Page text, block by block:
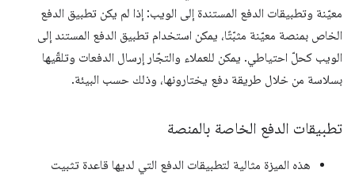
معيّنة وتطبيقات الدفع المستندة إلى الويب: إذا لم يكن تطبيق الدفع
الخاص بمنصة معيّنة مثبّتًا، يمكن استخدام تطبيق الدفع المستند إلى
الويب كحلّ احتياطي. يمكن للعملاء والتجّار إرسال الدفعات وتلقّيها
بسلاسة من خلال طريقة دفع يختارونها، وذلك حسب البيئة.
تطبيقات الدفع الخاصة بالمنصة
هذه الميزة مثالية لتطبيقات الدفع التي لديها قاعدة تثبيت